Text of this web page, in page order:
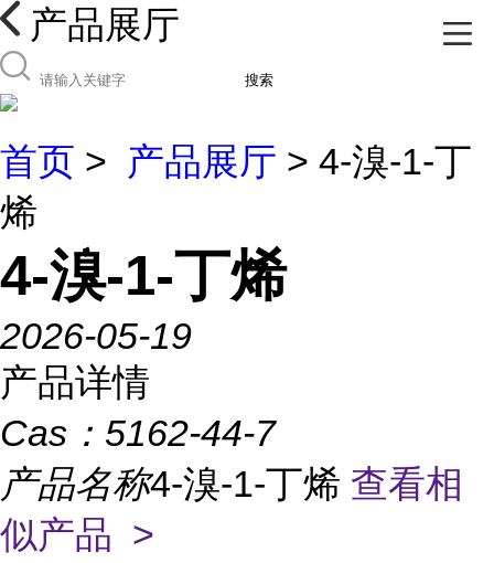
产品展厅
搜索
首页 > 产品展厅 > 4-溴-1-丁
烯
4-溴-1-丁烯
2026-05-19
产品详情
Cas： 5162-44-7
产品名称4-溴-1-丁烯 查看相
似产品 >